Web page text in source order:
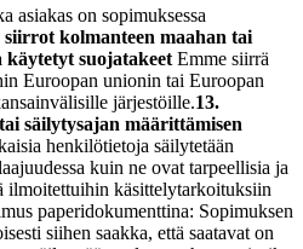
asiakas on sopimuksessa
siirrot kolmanteen maahan tai
käytetyt suojatakeet Emme siirrä
Euroopan unionin tai Euroopan
järjestöille.13.
säilytysajan määrittämisen
henkilötietoja säilytetään
kuin ne ovat tarpeellisia ja
ilmoitettuihin käsittelytarkoituksiin
paperidokumenttina: Sopimuksen
siihen saakka, että saatavat on